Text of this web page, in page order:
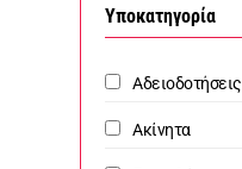
Υποκατηγορία
Αδειοδοτήσεις
Ακίνητα